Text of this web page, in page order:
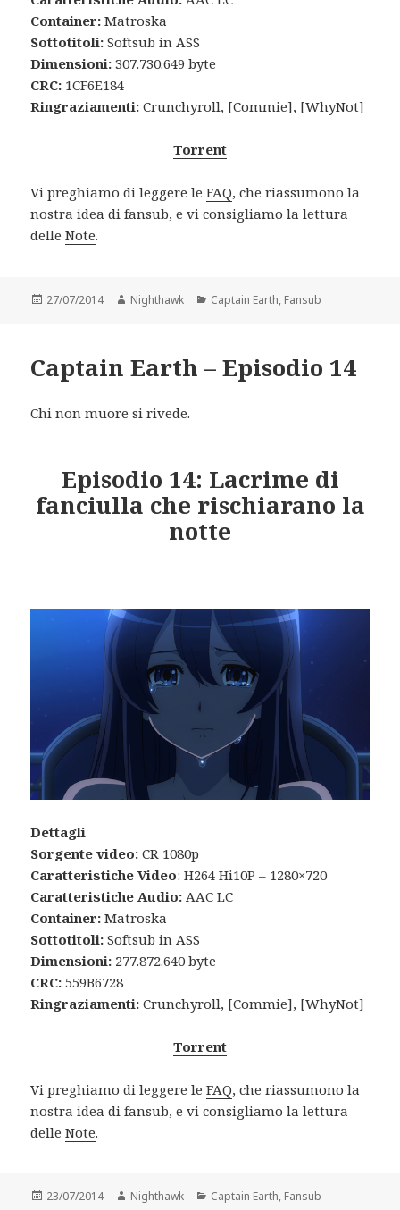
Container: Matroska
Sottotitoli: Softsub in ASS
Dimensioni: 307.730.649 byte
CRC: 1CF6E184
Ringraziamenti:Crunchyroll, [Commie], [WhyNot]
Torrent
Vi preghiamo di leggere leFAQ, che riassumono la
nostra idea di fansub, e vi consigliamo la lettura
delleNote.
Posted
27/07/2014 Author
Nighthawk Categories
Captain Earth, Fansub
Captain Earth – Episodio 14
Chi non muore si rivede.
Episodio 14: Lacrime di
fanciulla che rischiarano la
notte
Dettagli
Sorgente video:CR 1080p
Caratteristiche Video: H264 Hi10P – 1280×720
Caratteristiche Audio: AAC LC
Container: Matroska
Sottotitoli: Softsub in ASS
Dimensioni: 277.872.640 byte
CRC: 559B6728
Ringraziamenti:Crunchyroll, [Commie], [WhyNot]
Torrent
Vi preghiamo di leggere leFAQ, che riassumono la
nostra idea di fansub, e vi consigliamo la lettura
delleNote.
Posted
23/07/2014 Author
Nighthawk Categories
Captain Earth, Fansub